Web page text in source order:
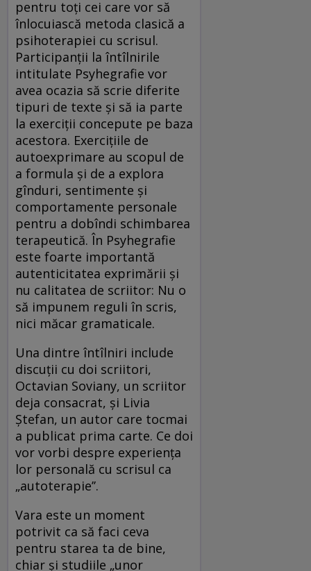
pentru toţi cei care vor să
înlocuiască metoda clasică a
psihoterapiei cu scrisul.
Participanţii la întîlnirile
intitulate Psyhegrafie vor
avea ocazia să scrie diferite
tipuri de texte şi să ia parte
la exerciţii concepute pe baza
acestora. Exerciţiile de
autoexprimare au scopul de
a formula şi de a explora
gînduri, sentimente şi
comportamente personale
pentru a dobîndi schimbarea
terapeutică. În Psyhegrafie
este foarte importantă
autenticitatea exprimării şi
nu calitatea de scriitor: Nu o
să impunem reguli în scris,
nici măcar gramaticale.
Una dintre întîlniri include
discuţii cu doi scriitori,
Octavian Soviany, un scriitor
deja consacrat, şi Livia
Ştefan, un autor care tocmai
a publicat prima carte. Ce doi
vor vorbi despre experienţa
lor personală cu scrisul ca
„autoterapie’’.
Vara este un moment
potrivit ca să faci ceva
pentru starea ta de bine,
chiar şi studiile „unor